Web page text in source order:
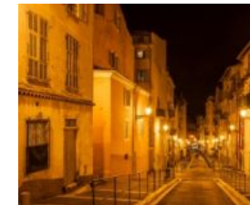
Les
restrictions
de
déplacement
ne
sont
pas
suspendues